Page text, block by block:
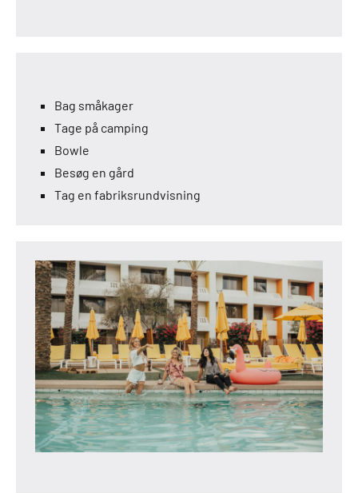
Bag småkager
Tage på camping
Bowle
Besøg en gård
Tag en fabriksrundvisning